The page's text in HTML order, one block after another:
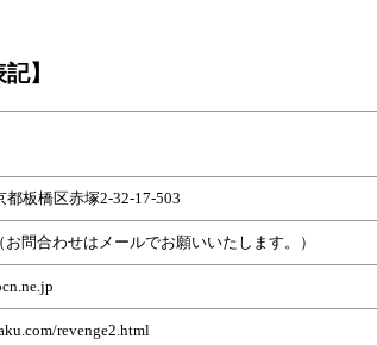
】
都板橋区赤塚2-32-17-503
お問合わせはメールでお願いいたします。）
revenge2.html